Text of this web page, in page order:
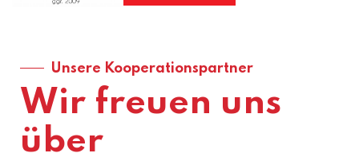
Unsere Kooperationspartner
Wir freuen uns
über